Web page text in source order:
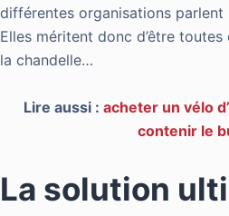
différentes organisations parlent
Elles méritent donc d’être
la chandelle…
Lire aussi : acheter un vélo
contenir le
La solution